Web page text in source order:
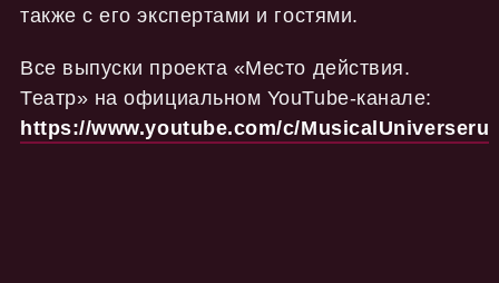
также с его экспертами и гостями.
Все выпуски проекта «Место действия.
Театр» на официальном YouTube-канале:
https://www.youtube.com/c/MusicalUniverseru